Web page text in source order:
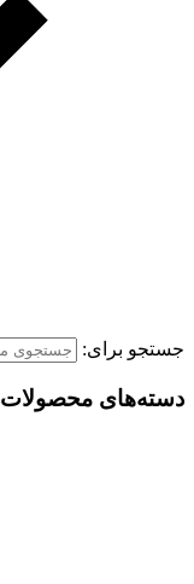
جستجو برای:
دسته‌های محصولات